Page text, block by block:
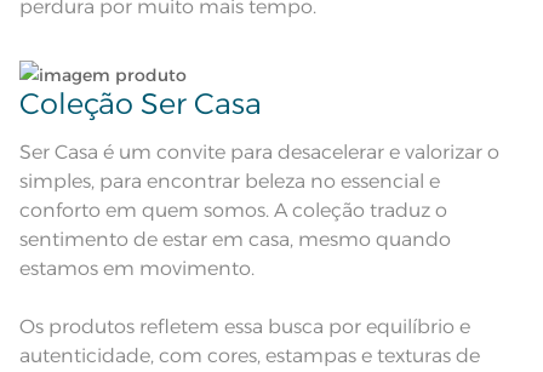
seco;
Observações
perdura por muito mais tempo.
Coleção Ser Casa
Ser Casa é um convite para desacelerar e valorizar o
simples, para encontrar beleza no essencial e
conforto em quem somos. A coleção traduz o
sentimento de estar em casa, mesmo quando
estamos em movimento.
Os produtos refletem essa busca por equilíbrio e
autenticidade, com cores, estampas e texturas de